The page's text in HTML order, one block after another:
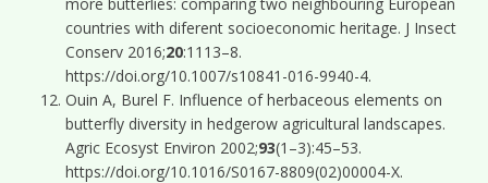
countries with diferent socioeconomic heritage. J Insect
Conserv 2016;20:1113–8.
https://doi.org/10.1007/s10841-016-9940-4.
Ouin A, Burel F. Influence of herbaceous elements on
butterfly diversity in hedgerow agricultural landscapes.
Agric Ecosyst Environ 2002;93(1–3):45–53.
https://doi.org/10.1016/S0167-8809(02)00004-X.